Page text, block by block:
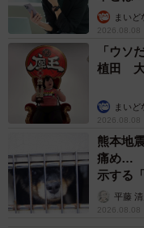
まい
2026.08.08
「ウソ
植田 大
まいど
2026.08.08
熊本地
痛め…
示する
平藤 清
2026.08.08